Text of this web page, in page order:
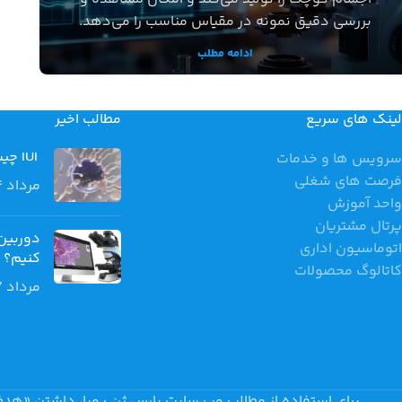
بررسی دقیق نمونه در مقیاس مناسب را می‌دهد.
ادامه مطلب
لینک های سریع
سرویس ها و خدمات
فرصت های شغلی
واحد آموزش
پرتال مشتریان
اتوماسیون اداری
کاتالوگ محصولات
مطالب اخیر
مرداد 14, 1405
کنیم؟
مرداد 7, 1405